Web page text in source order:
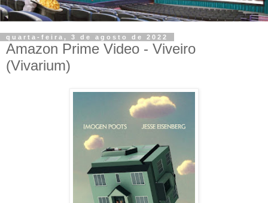
quarta-feira, 3 de agosto de 2022
Amazon Prime Video - Viveiro
(Vivarium)